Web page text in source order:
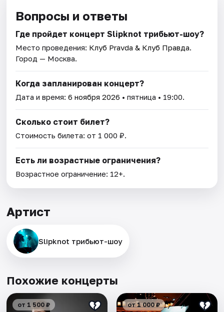
Вопросы и ответы
Где пройдет концерт Slipknot трибьют-шоу?
Место проведения: Клуб Pravda & Клуб Правда.
Город — Москва.
Когда запланирован концерт?
Дата и время:6 ноября 2026 • пятница • 19:00.
Сколько стоит билет?
Стоимость билета: от 1 000 ₽.
Есть ли возрастные ограничения?
Возрастное ограничение: 12+.
Артист
Slipknot трибьют-шоу
Похожие концерты
от 1 500 ₽ от 1 000 ₽